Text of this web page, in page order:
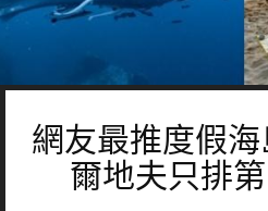
網友最推度假
爾地夫只排